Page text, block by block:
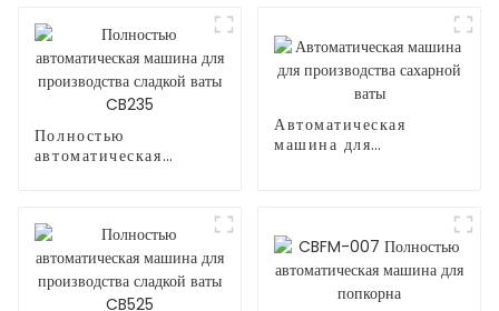
Полностью
автоматическая
Автоматическая
машина для